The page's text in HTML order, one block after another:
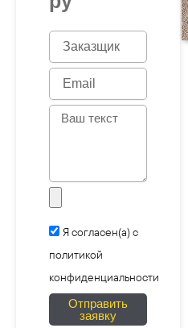
N
m
E
a
M
a
g
e
Я согласен(а) с
политикой
конфиденциальности
Отправить
заявку